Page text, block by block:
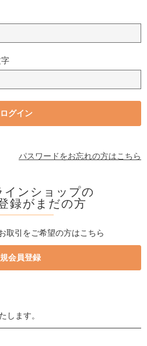
パスワードをお忘れの方はこちら
インショップの
録がまだの方
取引をご希望の方はこちら
します。